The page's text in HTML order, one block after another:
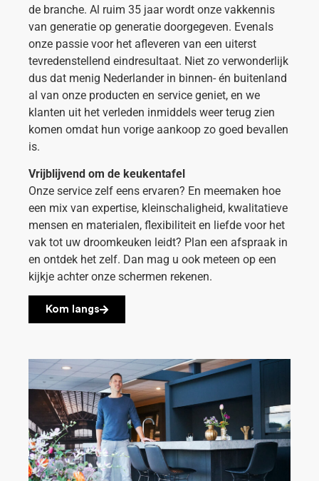
de branche. Al ruim 35 jaar wordt onze vakkennis
van generatie op generatie doorgegeven. Evenals
onze passie voor het afleveren van een uiterst
tevredenstellend eindresultaat. Niet zo verwonderlijk
dus dat menig Nederlander in binnen- én buitenland
al van onze producten en service geniet, en we
klanten uit het verleden inmiddels weer terug zien
komen omdat hun vorige aankoop zo goed bevallen
is.
Vrijblijvend om de keukentafel
Onze service zelf eens ervaren? En meemaken hoe
een mix van expertise, kleinschaligheid, kwalitatieve
mensen en materialen, flexibiliteit en liefde voor het
vak tot uw droomkeuken leidt? Plan een afspraak in
en ontdek het zelf. Dan mag u ook meteen op een
kijkje achter onze schermen rekenen.
Kom langs